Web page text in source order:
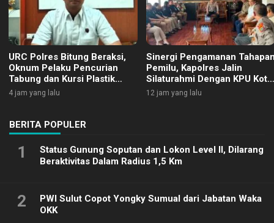
URC Polres Bitung Beraksi,
Oknum Pelaku Pencurian
Tabung dan Kursi Plastik
Dicokok
4 jam yang lalu
Sinergi Pengamanan
Pemilu, Kapolres Jalin
Silaturahmi Dengan KPU Kota
Bitung
12 jam yang lalu
BERITA POPULER
1
Status Gunung Soputan dan Lokon Level II, Dilarang
Beraktivitas Dalam Radius 1,5 Km
2
PWI Sulut Copot Yongky Sumual dari Jabatan Waka
OKK